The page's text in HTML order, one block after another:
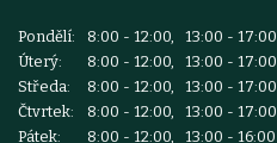
Pondělí:
8:00 - 12:00, 13:00 - 17:00
Úterý:
8:00 - 12:00, 13:00 - 17:00
Středa:
8:00 - 12:00, 13:00 - 17:00
Čtvrtek:
8:00 - 12:00, 13:00 - 17:00
Pátek:
8:00 - 12:00, 13:00 - 16:00